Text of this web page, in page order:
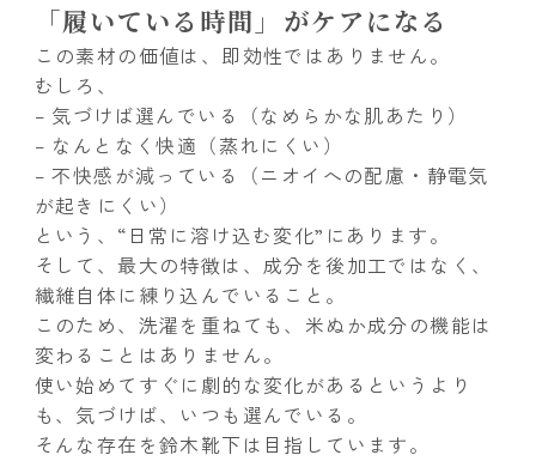
「履いている時間」がケアになる
この素材の価値は、即効性ではありません。
むしろ、
– 気づけば選んでいる（なめらかな肌あたり）
– なんとなく快適（蒸れにくい）
– 不快感が減っている（ニオイへの配慮・静電気
が起きにくい）
という、“日常に溶け込む変化”にあります。
そして、最大の特徴は、成分を後加工ではなく、
繊維自体に練り込んでいること。
このため、洗濯を重ねても、米ぬか成分の機能は
変わることはありません。
使い始めてすぐに劇的な変化があるというより
も、気づけば、いつも選んでいる。
そんな存在を鈴木靴下は目指しています。